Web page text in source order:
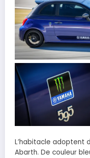
L’habitacle adoptent
Abarth. De couleur